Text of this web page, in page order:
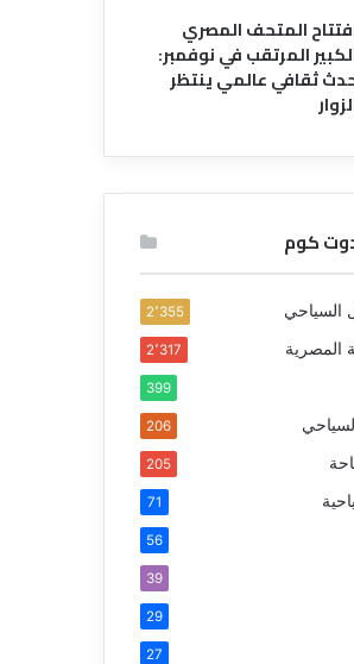
المتحف المصري
المرتقب في نوفمبر:
ثقافي عالمي ينتظر
كوم
السياحي 2٬355
المصرية 2٬317
399
206
205
71
56
39
29
27